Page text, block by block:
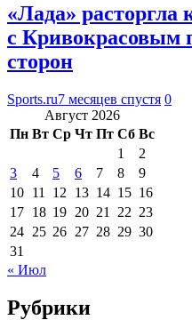
«Лада» расторгла
с Кривокрасовым
сторон
Sports.ru7 месяцев спустя 0
Август 2026
Пн Вт Ср Чт Пт Сб Вс
1
2
3
4 5 6 7 8
9
10 11 12 13 14 15 16
17 18 19 20 21 22 23
24 25 26 27 28 29 30
31
« Июл
Рубрики